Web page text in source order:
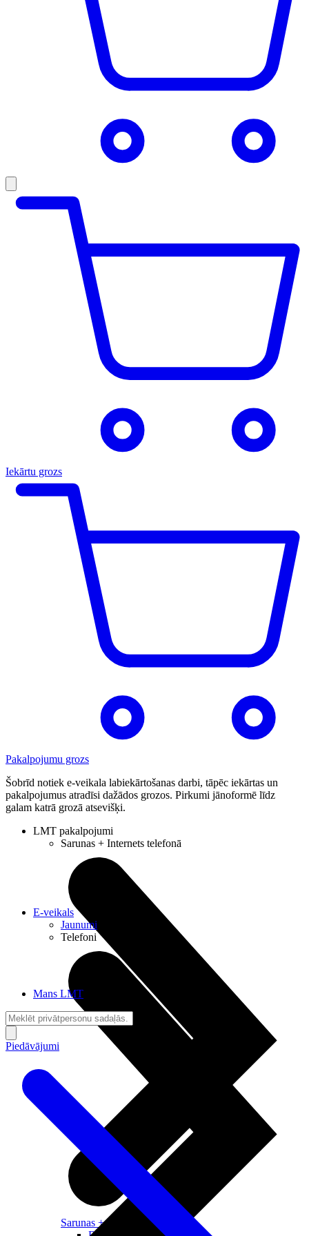
Iekārtu grozs
Pakalpojumu grozs
Šobrīd notiek e-veikala labiekārtošanas darbi, tāpēc iekārtas un
pakalpojumus atradīsi dažādos grozos. Pirkumi jānoformē līdz
galam katrā grozā atsevišķi.
LMT pakalpojumi
Sarunas + Internets telefonā
Sarunas + Internets
E-veikals
Jaunumi
Telefoni
Mans LMT
Piedāvājumi